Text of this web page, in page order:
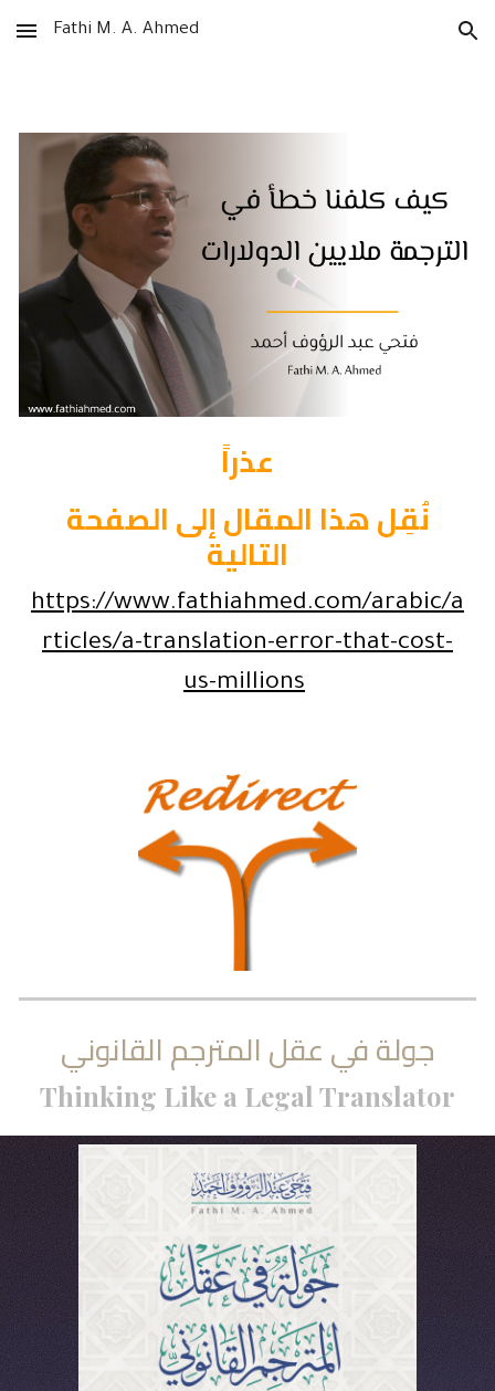
Skip to main content Skip to navigation
Fathi M. A. Ahmed
عذراً
نُقِل هذا المقال إلى الصفحة
التالية
https://www.fathiahmed.com/arabic/a
rticles/a-translation-error-that-cost-
us-millions
جولة في عقل المترجم القانوني
Thinking Like a Legal Translator